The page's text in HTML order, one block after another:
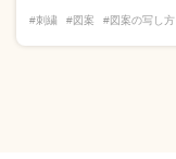
#刺繍 #図案 #図案の写し方